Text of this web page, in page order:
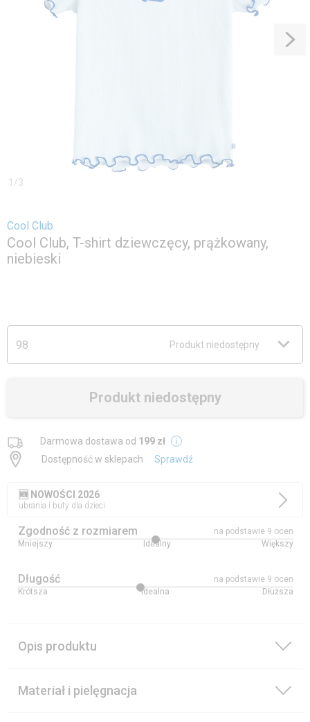
1 /3
Cool Club
Cool Club, T-shirt dziewczęcy, prążkowany,
niebieski
98 Produkt niedostępny
Produkt niedostępny
Darmowa dostawa od 199 zł
Dostępność w sklepach
Sprawdź
🆕 NOWOŚCI 2026
ubrania i buty dla dzieci
Zgodność z rozmiarem
na podstawie 9 ocen
Mniejszy
Idealny Większy
Długość
na podstawie 9 ocen
Krótsza
Idealna Dłuższa
Opis produktu
Materiał i pielęgnacja